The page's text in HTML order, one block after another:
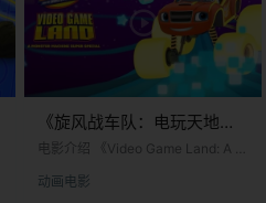
《旋风战车队：电玩天地怪
兽机器超级特辑》Blaze
Monster Machine Super
电影介绍 《Video Game Land: A M
中文译名为《旋风战车队：电玩天
动画电影